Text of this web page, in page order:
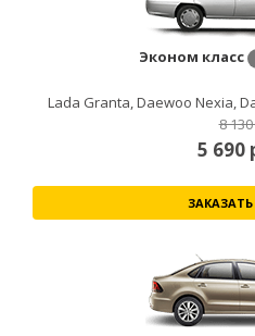
Эконом класс
Lada Granta, Daewoo Nexia,
8
5 690